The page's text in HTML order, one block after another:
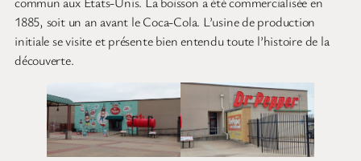
1885, soit un an avant le Coca-Cola. L’usine de production
initiale se visite et présente bien entendu toute l’histoire de la
découverte.